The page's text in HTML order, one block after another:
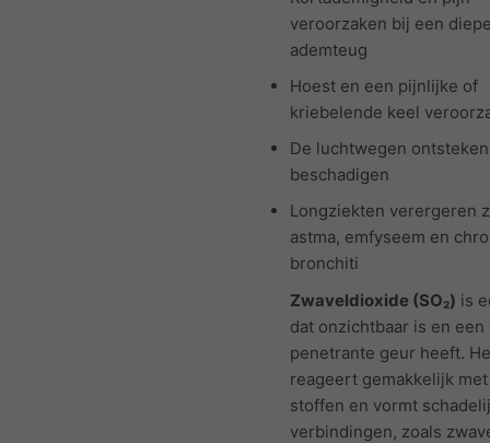
veroorzaken bij een
ademteug
Hoest en een pijnlijke of
kriebelende keel
De luchtwegen
beschadigen
Longziekten verergeren
astma, emfyseem en
bronchiti
Zwaveldioxide (SO₂) is
dat onzichtbaar is en een
penetrante geur heeft.
reageert gemakkelijk
stoffen en vormt
verbindingen, zoals